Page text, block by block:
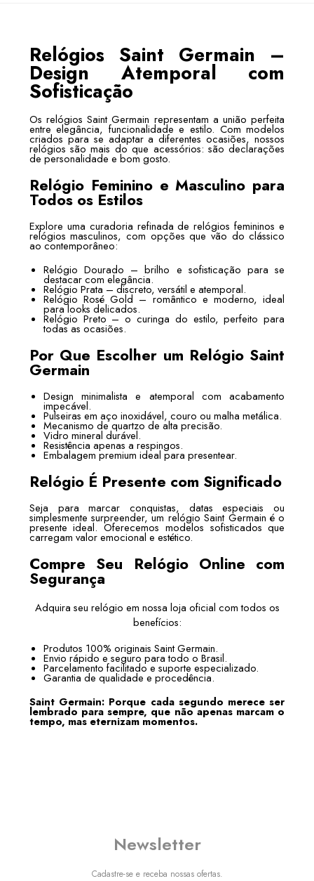
Relógios Saint Germain –
Design Atemporal com
Sofisticação
Os relógios Saint Germain representam a união perfeita
entre elegância, funcionalidade e estilo. Com modelos
criados para se adaptar a diferentes ocasiões, nossos
relógios são mais do que acessórios: são declarações
de personalidade e bom gosto.
Relógio Feminino e Masculino para
Todos os Estilos
Explore uma curadoria refinada de relógios femininos e
relógios masculinos, com opções que vão do clássico
ao contemporâneo:
Relógio Dourado – brilho e sofisticação para se
destacar com elegância.
Relógio Prata – discreto, versátil e atemporal.
Relógio Rosé Gold – romântico e moderno, ideal
para looks delicados.
Relógio Preto – o curinga do estilo, perfeito para
todas as ocasiões.
Por Que Escolher um Relógio Saint
Germain
Design minimalista e atemporal com acabamento
impecável.
Pulseiras em aço inoxidável, couro ou malha metálica.
Mecanismo de quartzo de alta precisão.
Vidro mineral durável.
Resistência apenas a respingos.
Embalagem premium ideal para presentear.
Relógio É Presente com Significado
Seja para marcar conquistas, datas especiais ou
simplesmente surpreender, um relógio Saint Germain é o
presente ideal. Oferecemos modelos sofisticados que
carregam valor emocional e estético.
Compre Seu Relógio Online com
Segurança
Adquira seu relógio em nossa loja oficial com todos os
benefícios:
Produtos 100% originais Saint Germain.
Envio rápido e seguro para todo o Brasil.
Parcelamento facilitado e suporte especializado.
Garantia de qualidade e procedência.
Saint Germain: Porque cada segundo merece ser
lembrado para sempre, que não apenas marcam o
tempo, mas eternizam momentos.
Newsletter
Cadastre-se e receba nossas ofertas.